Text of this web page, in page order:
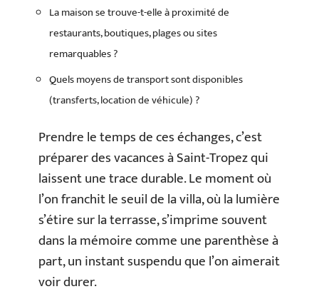
La maison se trouve-t-elle à proximité de
restaurants, boutiques, plages ou sites
remarquables ?
Quels moyens de transport sont disponibles
(transferts, location de véhicule) ?
Prendre le temps de ces échanges, c’est
préparer des vacances à Saint-Tropez qui
laissent une trace durable. Le moment où
l’on franchit le seuil de la villa, où la lumière
s’étire sur la terrasse, s’imprime souvent
dans la mémoire comme une parenthèse à
part, un instant suspendu que l’on aimerait
voir durer.